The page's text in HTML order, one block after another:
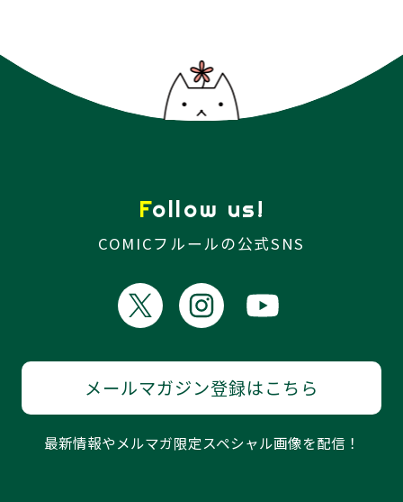
Follow us!
COMICフルールの公式SNS
メールマガジン登録はこちら
最新情報やメルマガ限定スペシャル画像を配信！